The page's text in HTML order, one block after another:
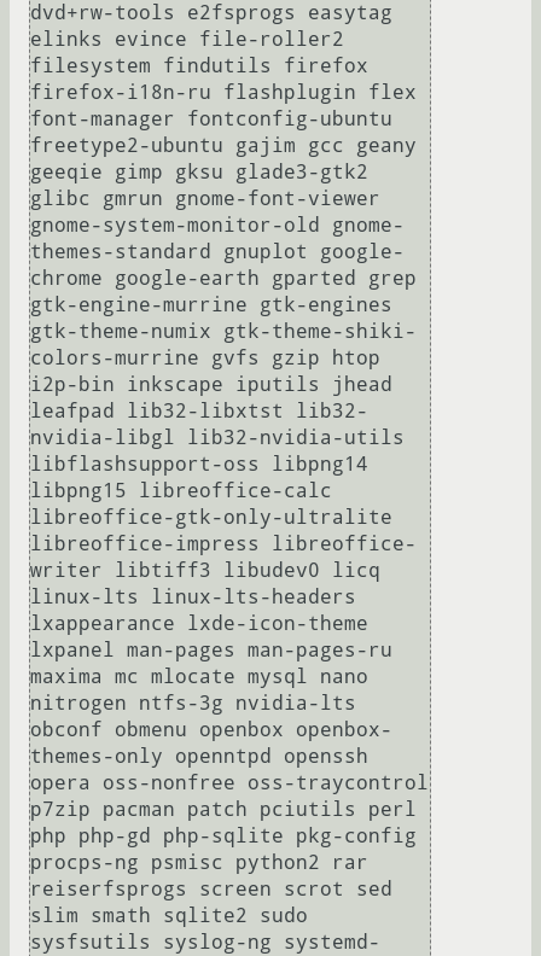
dvd+rw-tools e2fsprogs easytag
elinks evince file-roller2
filesystem findutils firefox
firefox-i18n-ru flashplugin flex
font-manager fontconfig-ubuntu
freetype2-ubuntu gajim gcc geany
geeqie gimp gksu glade3-gtk2
glibc gmrun gnome-font-viewer
gnome-system-monitor-old gnome-
themes-standard gnuplot google-
chrome google-earth gparted grep
gtk-engine-murrine gtk-engines
gtk-theme-numix gtk-theme-shiki-
colors-murrine gvfs gzip htop
i2p-bin inkscape iputils jhead
leafpad lib32-libxtst lib32-
nvidia-libgl lib32-nvidia-utils
libflashsupport-oss libpng14
libpng15 libreoffice-calc
libreoffice-gtk-only-ultralite
libreoffice-impress libreoffice-
writer libtiff3 libudev0 licq
linux-lts linux-lts-headers
lxappearance lxde-icon-theme
lxpanel man-pages man-pages-ru
maxima mc mlocate mysql nano
nitrogen ntfs-3g nvidia-lts
obconf obmenu openbox openbox-
themes-only openntpd openssh
opera oss-nonfree oss-traycontrol
p7zip pacman patch pciutils perl
php php-gd php-sqlite pkg-config
procps-ng psmisc python2 rar
reiserfsprogs screen scrot sed
slim smath sqlite2 sudo
sysfsutils syslog-ng systemd-